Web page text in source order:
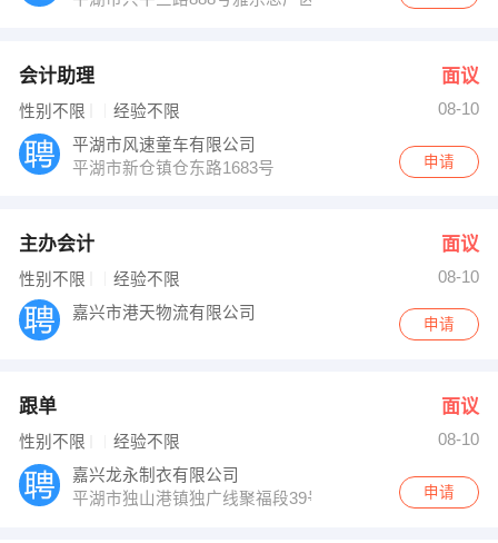
会计助理 面议
性别不限 经验不限
08-10
平湖市风速童车有限公司
平湖市新仓镇仓东路1683号
申请
主办会计 面议
性别不限 经验不限
08-10
嘉兴市港天物流有限公司
申请
跟单 面议
性别不限 经验不限
08-10
嘉兴龙永制衣有限公司
平湖市独山港镇独广线聚福段39号
申请